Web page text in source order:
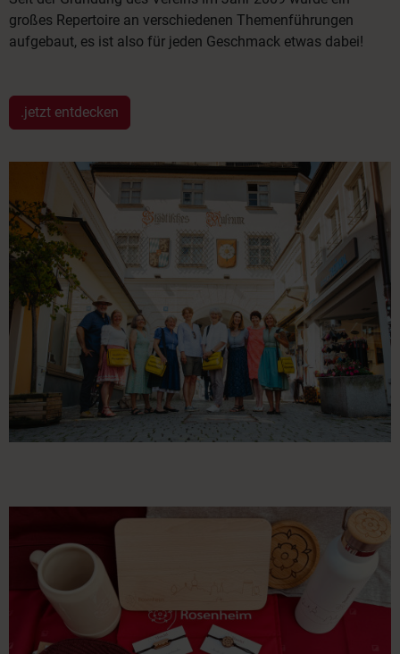
großes Repertoire an verschiedenen Themenführungen
aufgebaut, es ist also für jeden Geschmack etwas dabei!
.jetzt entdecken